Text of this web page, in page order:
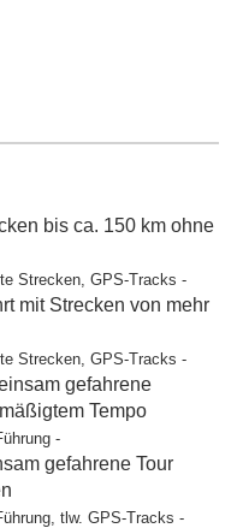
bis ca. 150 km ohne
Strecken, GPS-Tracks -
mit Strecken von mehr
Strecken, GPS-Tracks -
gefahrene
Tempo
-
gefahrene Tour
tlw. GPS-Tracks -